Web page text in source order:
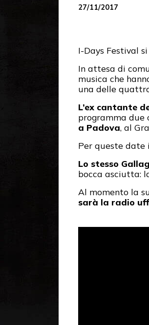
27/11/2017
I-Days Festival
In attesa di
musica che
una delle
L’ex cantante
programma due
a Padova, al
Per queste
Lo stesso
bocca asciutta:
Al momento la
sarà la radio